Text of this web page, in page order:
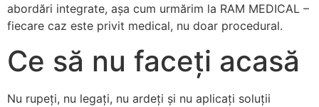
abordări integrate, așa cum urmărim la RAM MEDICAL –
fiecare caz este privit medical, nu doar procedural.
Ce să nu faceți acasă
Nu rupeți, nu legați, nu ardeți și nu aplicați soluții